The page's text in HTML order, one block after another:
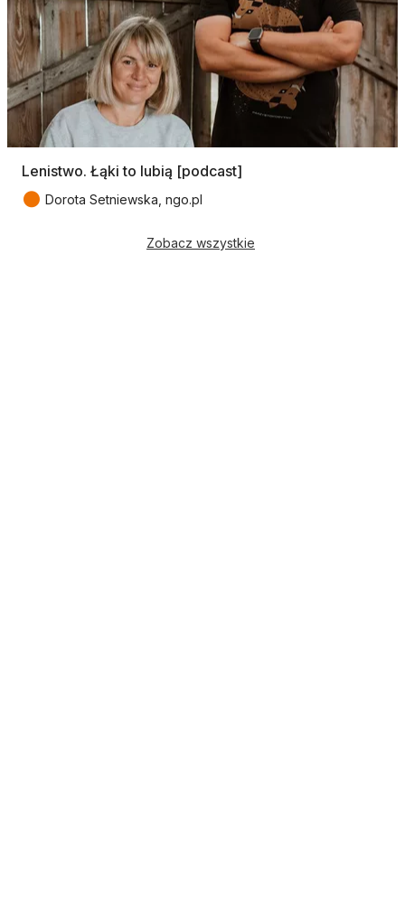
Lenistwo. Łąki to lubią [podcast]
● Dorota Setniewska, ngo.pl
Zobacz wszystkie